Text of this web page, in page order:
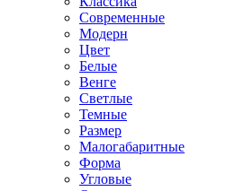
Современные
Модерн
Цвет
Белые
Венге
Светлые
Темные
Размер
Малогабаритные
Форма
Угловые